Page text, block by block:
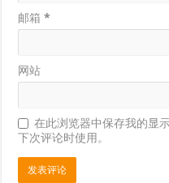
邮箱*
网站
在此浏览器中保存我的显
下次评论时使用。